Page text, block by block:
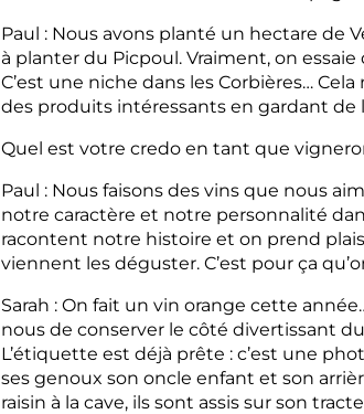
Paul : Nous avons planté un hectare de
à planter du Picpoul. Vraiment, on
C’est une niche dans les Corbières…
des produits intéressants en gardant de
Quel est votre credo en tant que
Paul : Nous faisons des vins que nous
notre caractère et notre personnalité
racontent notre histoire et on prend
viennent les déguster. C’est pour ça
Sarah : On fait un vin orange cette
nous de conserver le côté divertissant
L’étiquette est déjà prête : c’est une
ses genoux son oncle enfant et son
raisin à la cave, ils sont assis sur son